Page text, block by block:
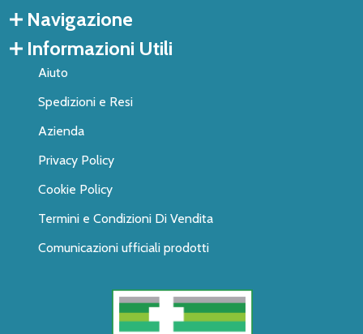
Navigazione
Informazioni Utili
Aiuto
Spedizioni e Resi
Azienda
Privacy Policy
Cookie Policy
Termini e Condizioni Di Vendita
Comunicazioni ufficiali prodotti